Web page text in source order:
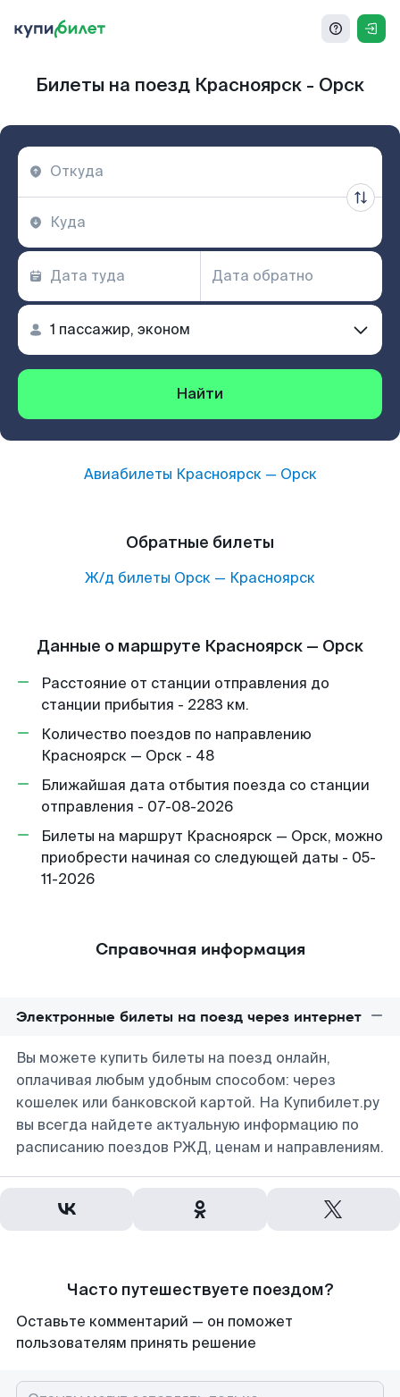
Билеты на поезд Красноярск - Орск
Найти
Авиабилеты Красноярск— Орск
Обратные билеты
Ж/д билеты Орск — Красноярск
Данные о маршруте Красноярск — Орск
Расстояние от станции отправления до
станции прибытия - 2283 км.
Количество поездов по направлению
Красноярск — Орск - 48
Ближайшая дата отбытия поезда со станции
отправления - 07-08-2026
Билеты на маршрут Красноярск — Орск, можно
приобрести начиная со следующей даты - 05-
11-2026
Справочная информация
Электронные билеты на поезд через интернет
Вы можете купить билеты на поезд онлайн,
оплачивая любым удобным способом: через
кошелек или банковской картой. На Купибилет.ру
вы всегда найдете актуальную информацию по
расписанию поездов РЖД, ценам и направлениям.
Часто путешествуете поездом?
Оставьте комментарий — он поможет
пользователям принять решение